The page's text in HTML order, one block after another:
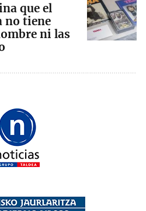
que el
no tiene
ni las